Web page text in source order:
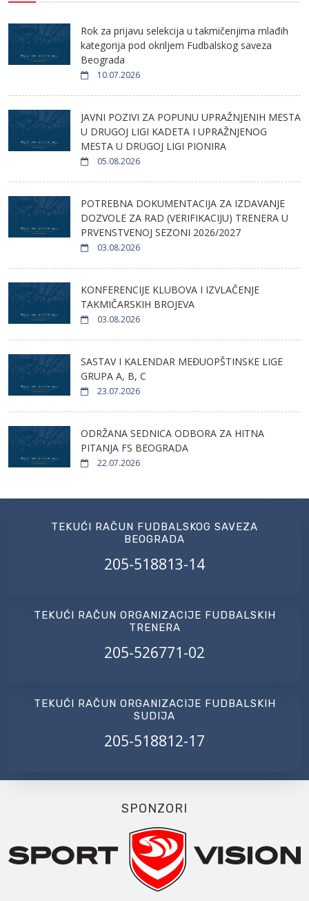
Rok za prijavu selekcija u takmičenjima mlađih
kategorija pod okriljem Fudbalskog saveza
Beograda
10.07.2026
JAVNI POZIVI ZA POPUNU UPRAŽNJENIH MESTA
U DRUGOJ LIGI KADETA I UPRAŽNJENOG
MESTA U DRUGOJ LIGI PIONIRA
05.08.2026
POTREBNA DOKUMENTACIJA ZA IZDAVANJE
DOZVOLE ZA RAD (VERIFIKACIJU) TRENERA U
PRVENSTVENOJ SEZONI 2026/2027
03.08.2026
KONFERENCIJE KLUBOVA I IZVLAČENJE
TAKMIČARSKIH BROJEVA
03.08.2026
SASTAV I KALENDAR MEĐUOPŠTINSKE LIGE
GRUPA A, B, C
23.07.2026
ODRŽANA SEDNICA ODBORA ZA HITNA
PITANJA FS BEOGRADA
22.07.2026
TEKUĆI RAČUN FUDBALSKOG SAVEZA
BEOGRADA
205-518813-14
TEKUĆI RAČUN ORGANIZACIJE FUDBALSKIH
TRENERA
205-526771-02
TEKUĆI RAČUN ORGANIZACIJE FUDBALSKIH
SUDIJA
205-518812-17
SPONZORI